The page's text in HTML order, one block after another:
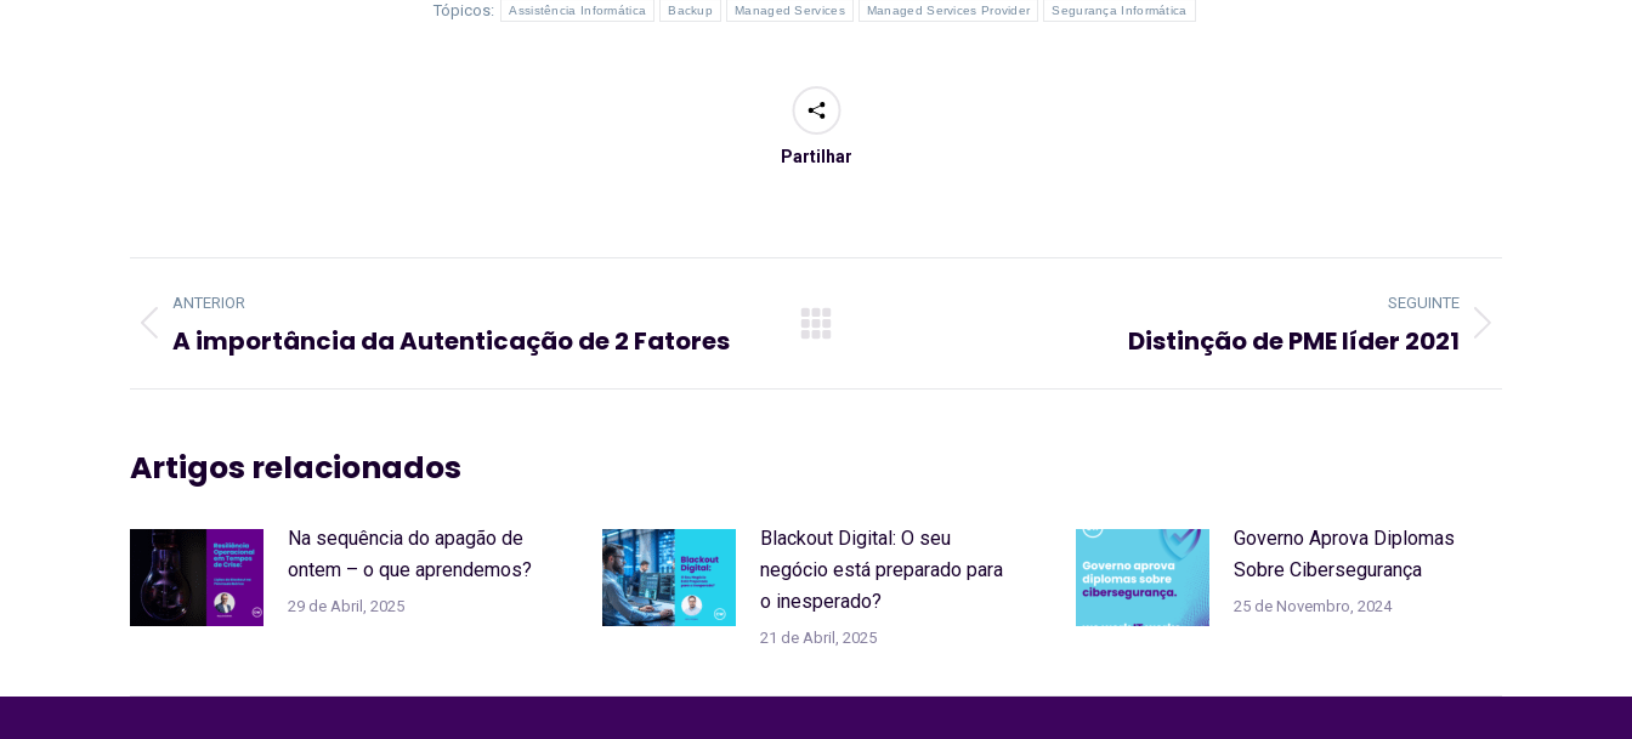
Tópicos: Assistência Informática Backup Managed Services Managed Services Provider Segurança Informática
Partilhar
de
post:
ANTERIOR
Artigo
A importância da Autenticação de 2 Fatores
SEGUINTE
Distinção de PME líder 2021
Artigos relacionados
Na sequência do apagão de
ontem – o que aprendemos?
29 de Abril, 2025
Blackout Digital: O seu
negócio está preparado para
o inesperado?
21 de Abril, 2025
Governo Aprova Diplomas
Sobre Cibersegurança
25 de Novembro, 2024